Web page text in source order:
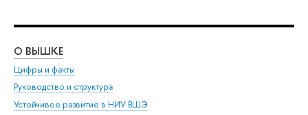
О ВЫШКЕ
Цифры и факты
Руководство и структура
Устойчивое развитие в НИУ ВШЭ